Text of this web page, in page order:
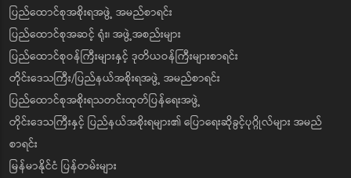
ပြည်ထောင်စုအစိုးရအဖွဲ့ အမည်စာရင်း
ပြည်ထောင်စုအဆင့် ရုံး၊ အဖွဲ့အစည်းများ
ပြည်ထောင်စုဝန်ကြီးများနှင့် ဒုတိယဝန်ကြီးများစာရင်း
တိုင်းဒေသကြီး/ပြည်နယ်အစိုးရအဖွဲ့ အမည်စာရင်း
ပြည်ထောင်စုအစိုးရသတင်းထုတ်ပြန်ရေးအဖွဲ့
တိုင်းဒေသကြီးနှင့် ပြည်နယ်အစိုးရများ၏ ပြောရေးဆိုခွင့်ပုဂ္ဂိုလ်များ အမည်
စာရင်း
မြန်မာနိုင်ငံ ပြန်တမ်းများ